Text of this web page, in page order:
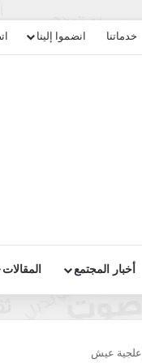
خدماتنا انضموا إلينا
أخبار المجتمع المقالات
علجية عيش